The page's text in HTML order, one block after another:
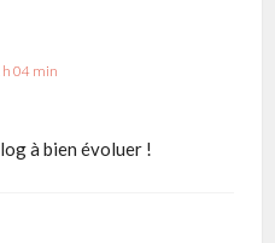
h 04 min
à bien évoluer !